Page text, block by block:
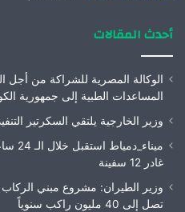
أحدث المقالات
الوكالة المصرية للشراكة من أجل
المساعدات الطبية إلى جمهورية
وزير الخارجية يلتقي السكرتير
غادر 12 سفينة
تصل إلى 40 مليون راكب سنوياً